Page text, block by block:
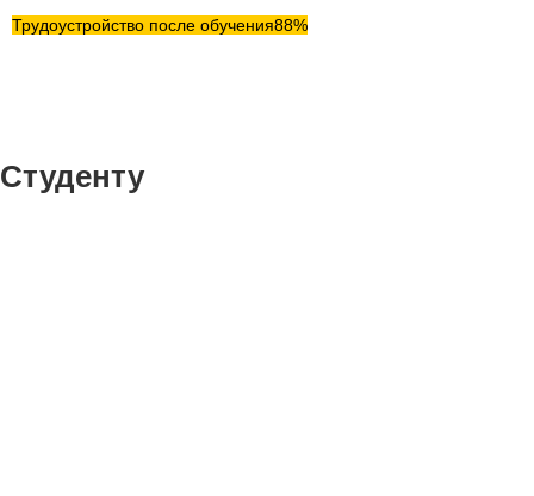
Трудоустройство после обучения88%
Студенту